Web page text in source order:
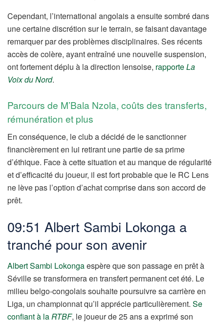
Cependant, l’international angolais a ensuite sombré dans
une certaine discrétion sur le terrain, se faisant davantage
remarquer par des problèmes disciplinaires. Ses récents
accès de colère, ayant entraîné une nouvelle suspension,
ont fortement déplu à la direction lensoise, rapporteLa
Voix du Nord.
Parcours de M’Bala Nzola, coûts des transferts,
rémunération et plus
En conséquence, le club a décidé de le sanctionner
financièrement en lui retirant une partie de sa prime
d’éthique. Face à cette situation et au manque de régularité
et d’efficacité du joueur, il est fort probable que le RC Lens
ne lève pas l’option d’achat comprise dans son accord de
prêt.
09:51 Albert Sambi Lokonga a
tranché pour son avenir
Albert Sambi Lokongaespère que son passage en prêt à
Séville se transformera en transfert permanent cet été. Le
milieu belgo-congolais souhaite poursuivre sa carrière en
Liga, un championnat qu’il apprécie particulièrement. Se
confiant à laRTBF, le joueur de 25 ans a exprimé son